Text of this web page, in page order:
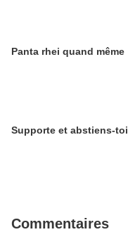
Panta rhei quand même
Supporte et abstiens-toi
Commentaires